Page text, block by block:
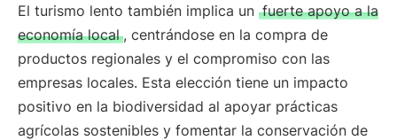
El turismo lento también implica un fuerte apoyo a la
economía local , centrándose en la compra de
productos regionales y el compromiso con las
empresas locales. Esta elección tiene un impacto
positivo en la biodiversidad al apoyar prácticas
agrícolas sostenibles y fomentar la conservación de